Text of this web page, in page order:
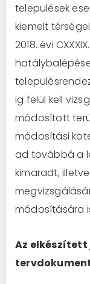
települések
kiemelt
2018. évi
ig felül kell
módosított
módosítási
ad továbbá a
kimaradt,
módosítására
Az elkészített